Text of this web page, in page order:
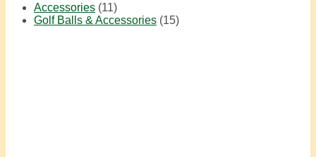
Accessories (11)
Golf Balls & Accessories (15)